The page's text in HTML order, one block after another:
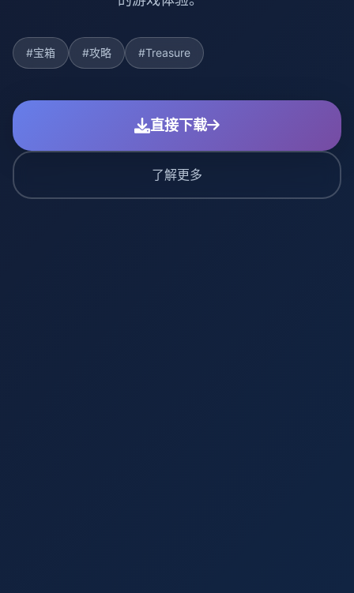
#宝箱 #攻略 #Treasure
直接下载
了解更多